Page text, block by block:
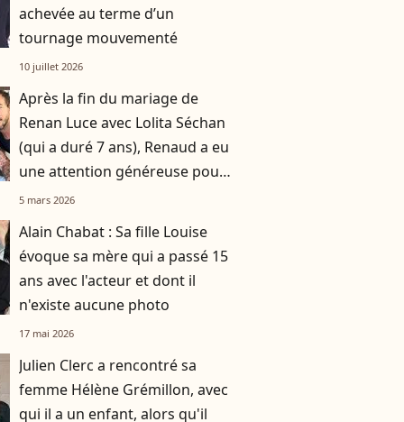
achevée au terme d’un
tournage mouvementé
10 juillet 2026
Après la fin du mariage de
Renan Luce avec Lolita Séchan
(qui a duré 7 ans), Renaud a eu
une attention généreuse pour
sa fille
5 mars 2026
Alain Chabat : Sa fille Louise
évoque sa mère qui a passé 15
ans avec l'acteur et dont il
n'existe aucune photo
17 mai 2026
Julien Clerc a rencontré sa
femme Hélène Grémillon, avec
qui il a un enfant, alors qu'il